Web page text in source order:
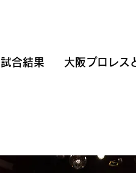
試合結果 大阪プロレス